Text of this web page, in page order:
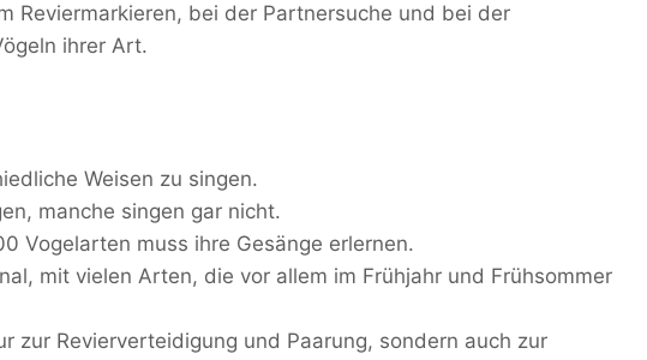
Reviermarkieren, bei der Partnersuche und bei der
ihrer Art.
Weisen zu singen.
manche singen gar nicht.
Vogelarten muss ihre Gesänge erlernen.
mit vielen Arten, die vor allem im Frühjahr und Frühsommer
zur Revierverteidigung und Paarung, sondern auch zur